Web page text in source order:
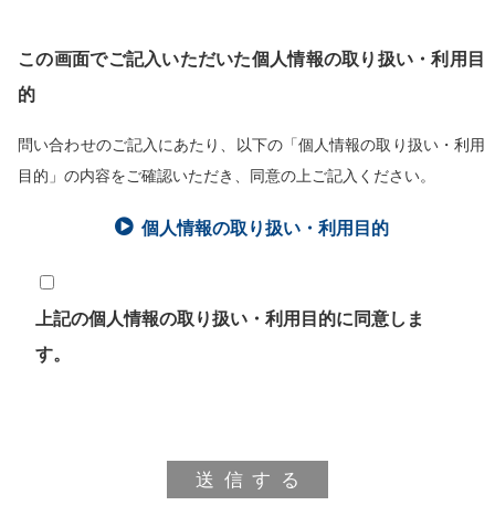
この画面でご記入いただいた個人情報の取り扱い・利用目
的
問い合わせのご記入にあたり、以下の「個人情報の取り扱い・利用
目的」の内容をご確認いただき、同意の上ご記入ください。
個人情報の取り扱い・利用目的
上記の個人情報の取り扱い・利用目的に同意しま
す。